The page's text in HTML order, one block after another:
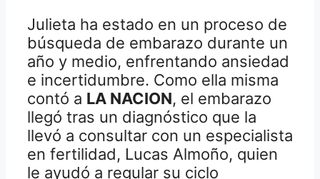
Julieta ha estado en un proceso de
búsqueda de embarazo durante un
año y medio, enfrentando ansiedad
e incertidumbre. Como ella misma
contó a LA NACION, el embarazo
llegó tras un diagnóstico que la
llevó a consultar con un especialista
en fertilidad, Lucas Almoño, quien
le ayudó a regular su ciclo